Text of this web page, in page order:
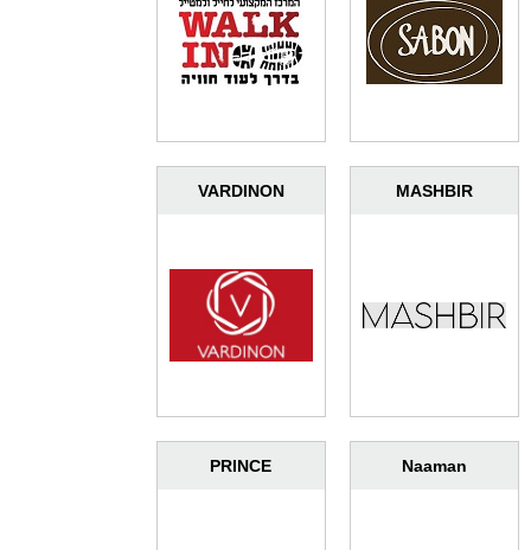
MASHBIR
VARDINON
Naaman
PRINCE